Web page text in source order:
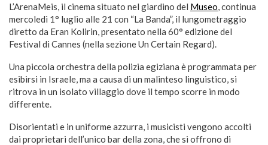
L’ArenaMeis, il cinema situato nel giardino del Museo , continua
mercoledì 1° luglio alle 21 con “La Banda”, il lungometraggio
diretto da Eran Kolirin, presentato nella 60° edizione del
Festival di Cannes (nella sezione Un Certain Regard).
Una piccola orchestra della polizia egiziana è programmata per
esibirsi in Israele, ma a causa di un malinteso linguistico, si
ritrova in un isolato villaggio dove il tempo scorre in modo
differente.
Disorientati e in uniforme azzurra, i musicisti vengono accolti
dai proprietari dell’unico bar della zona, che si offrono di